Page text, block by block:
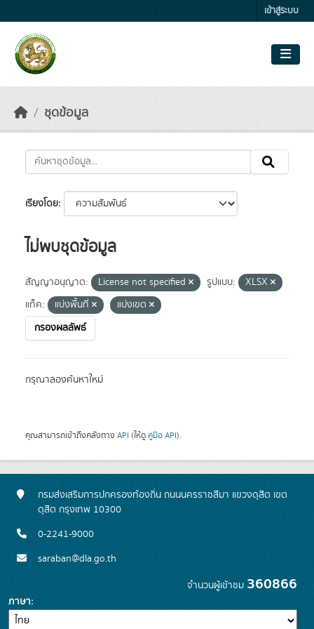
เข้าสู่ระบบ
ชุดข้อมูล
เรียงโดย
ไม่พบชุดข้อมูล
สัญญาอนุญาต: License not specified รูปแบบ:
XLSX
แท็ค:
แบ่งพื้นที่
แบ่งเขต
กรองผลลัพธ์
กรุณาลองค้นหาใหม่
คุณสามารถเข้าถึงคลังทาง API (ให้ดู คู่มือ API).
กรมส่งเสริมการปกครองท้องถิ่น ถนนนครราชสีมา แขวงดุสิต เขต
ดุสิต กรุงเทพ 10300
0-2241-9000
saraban@dla.go.th
จำนวนผู้เข้าชม 360866
ภาษา